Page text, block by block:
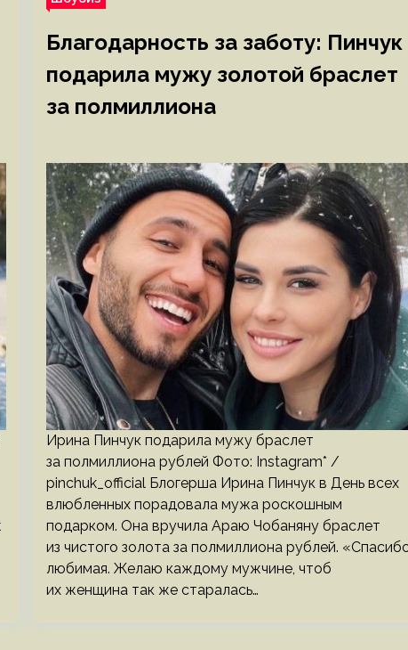
Благодарность за заботу: Пинчук
подарила мужу золотой браслет
за полмиллиона
Ирина Пинчук подарила мужу браслет
за полмиллиона рублей Фото: Instagram* /
pinchuk_official Блогерша Ирина Пинчук в День всех
влюбленных порадовала мужа роскошным
подарком. Она вручила Араю Чобаняну браслет
из чистого золота за полмиллиона рублей.
любимая. Желаю каждому мужчине, чтоб
их женщина так же старалась…